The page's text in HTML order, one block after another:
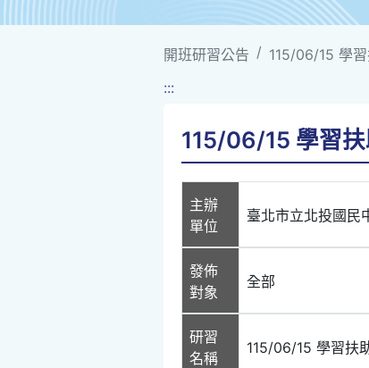
開班研習公告
115/06/15 學
:::
115/06/15 學習
主辦
單位
臺北市立北投國民
發佈
對象
全部
研習
名稱
115/06/15 學習扶